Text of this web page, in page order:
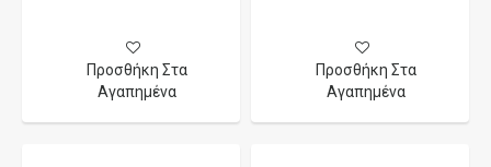
Προσθήκη Στα
Αγαπημένα
Προσθήκη Στα
Αγαπημένα